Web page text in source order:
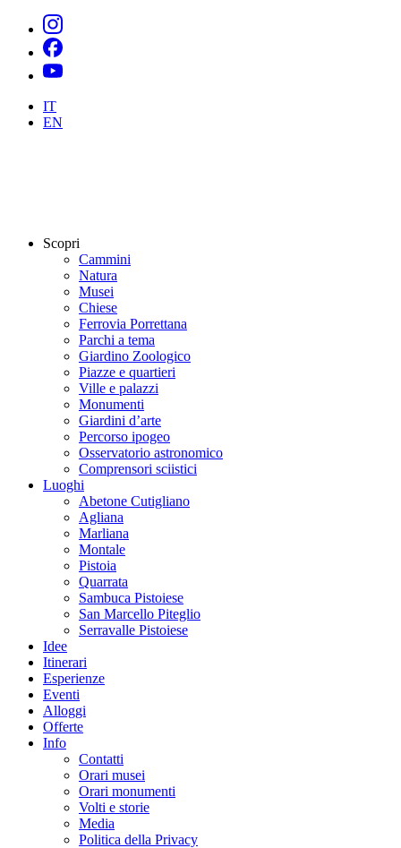
IT
EN
Scopri
Cammini
Natura
Musei
Chiese
Ferrovia Porrettana
Parchi a tema
Giardino Zoologico
Piazze e quartieri
Ville e palazzi
Monumenti
Giardini d’arte
Percorso ipogeo
Osservatorio astronomico
Comprensori sciistici
Luoghi
Abetone Cutigliano
Agliana
Marliana
Montale
Pistoia
Quarrata
Sambuca Pistoiese
San Marcello Piteglio
Serravalle Pistoiese
Idee
Itinerari
Esperienze
Eventi
Alloggi
Offerte
Info
Contatti
Orari musei
Orari monumenti
Volti e storie
Media
Politica della Privacy